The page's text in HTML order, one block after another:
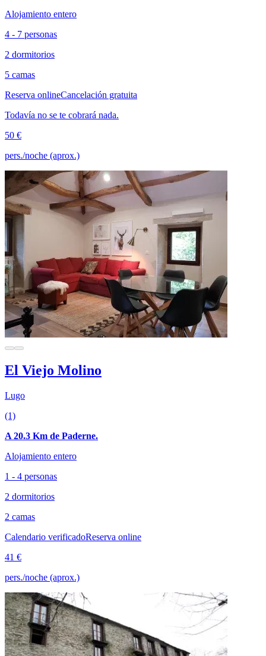
Alojamiento entero
4 - 7 personas
2 dormitorios
5 camas
Reserva onlineCancelación gratuita
Todavía no se te cobrará nada.
50 €
pers./noche (aprox.)
El Viejo Molino
Lugo
(1)
A 20.3 Km de Paderne.
Alojamiento entero
1 - 4 personas
2 dormitorios
2 camas
Calendario verificadoReserva online
41 €
pers./noche (aprox.)